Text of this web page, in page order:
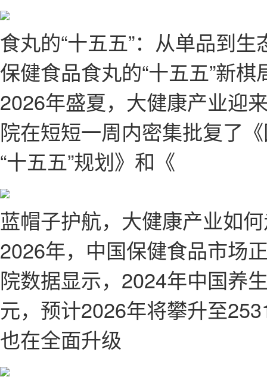
食丸的“十五五”：从单品到
保健食品食丸的“十五五”新
2026年盛夏，大健康产业迎
院在短短一周内密集批复了
“十五五”规划》和《
蓝帽子护航，大健康产业如
2026年，中国保健食品市场
院数据显示，2024年中国养
元，预计2026年将攀升至
也在全面升级